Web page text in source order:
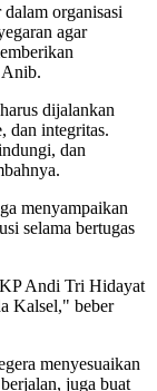
organisasi
agar
Anib.
dijalankan
dan integritas.
dan
menyampaikan
selama bertugas
Andi Tri Hidayat
Kalsel," beber
menyesuaikan
juga buat